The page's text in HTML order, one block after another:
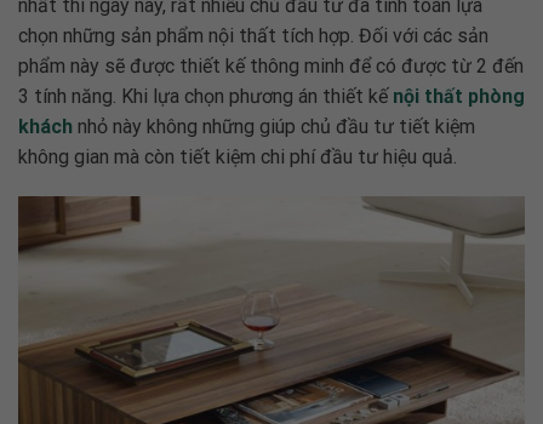
nhất thì ngày nay, rất nhiều chủ đầu tư đã tính toán lựa
chọn những sản phẩm nội thất tích hợp. Đối với các sản
phẩm này sẽ được thiết kế thông minh để có được từ 2 đến
3 tính năng. Khi lựa chọn phương án thiết kế nội thất phòng
khách nhỏ này không những giúp chủ đầu tư tiết kiệm
không gian mà còn tiết kiệm chi phí đầu tư hiệu quả.